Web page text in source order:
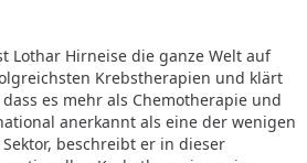
Lothar Hirneise die ganze Welt auf
Krebstherapien und klärt
es mehr als Chemotherapie und
anerkannt als eine der wenigen
beschreibt er in dieser